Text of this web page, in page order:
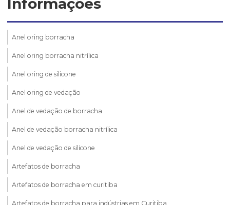
Anel oring borracha
Anel oring borracha nitrílica
Anel oring de silicone
Anel oring de vedação
Anel de vedação de borracha
Anel de vedação borracha nitrílica
Anel de vedação de silicone
Artefatos de borracha
Artefatos de borracha em curitiba
Artefatos de borracha para indústrias em Curitiba